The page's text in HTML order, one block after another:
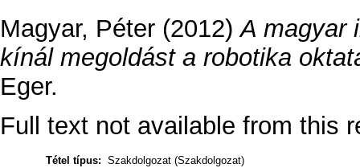
Magyar, Péter (2012)A magyar
kínál megoldást a robotika
Eger.
Full text not available from this
Tétel típus: Szakdolgozat (Szakdolgozat)